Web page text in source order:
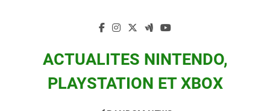
ACTUALITES NINTENDO,
PLAYSTATION ET XBOX